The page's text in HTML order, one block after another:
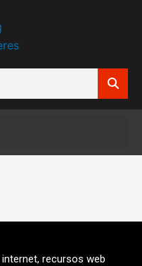
internet, recursos web